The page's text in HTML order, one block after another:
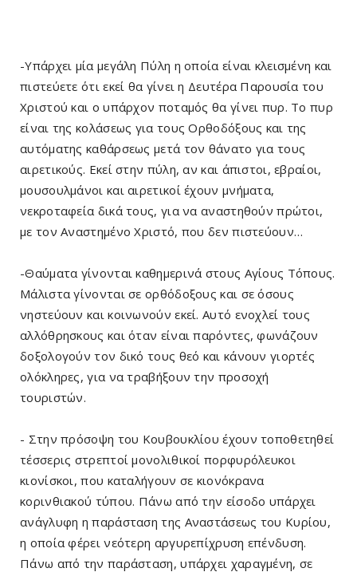
-Υπάρχει μία μεγάλη Πύλη η οποία είναι κλεισμένη και
πιστεύετε ότι εκεί θα γίνει η Δευτέρα Παρουσία του
Χριστού και ο υπάρχον ποταμός θα γίνει πυρ. Το πυρ
είναι της κολάσεως για τους Ορθοδόξους και της
αυτόματης καθάρσεως μετά τον θάνατο για τους
αιρετικούς. Εκεί στην πύλη, αν και άπιστοι, εβραίοι,
μουσουλμάνοι και αιρετικοί έχουν μνήματα,
νεκροταφεία δικά τους, για να αναστηθούν πρώτοι,
με τον Αναστημένο Χριστό, που δεν πιστεύουν…
-Θαύματα γίνονται καθημερινά στους Αγίους Τόπους.
Μάλιστα γίνονται σε ορθόδοξους και σε όσους
νηστεύουν και κοινωνούν εκεί. Αυτό ενοχλεί τους
αλλόθρησκους και όταν είναι παρόντες, φωνάζουν
δοξολογούν τον δικό τους θεό και κάνουν γιορτές
ολόκληρες, για να τραβήξουν την προσοχή
τουριστών.
- Στην πρόσοψη του Κουβουκλίου έχουν τοποθετηθεί
τέσσερις στρεπτοί μονολιθικοί πορφυρόλευκοι
κιονίσκοι, που καταλήγουν σε κιονόκρανα
κορινθιακού τύπου. Πάνω από την είσοδο υπάρχει
ανάγλυφη η παράσταση της Αναστάσεως του Κυρίου,
η οποία φέρει νεότερη αργυρεπίχρυση επένδυση.
Πάνω από την παράσταση, υπάρχει χαραγμένη, σε